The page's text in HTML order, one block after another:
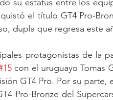
su estatus entre los
el título GT4 Pro-
dupla que regresa este
protagonistas de la
con el uruguayo Tomas
GT4 Pro. Por su parte,
Pro-Bronze del